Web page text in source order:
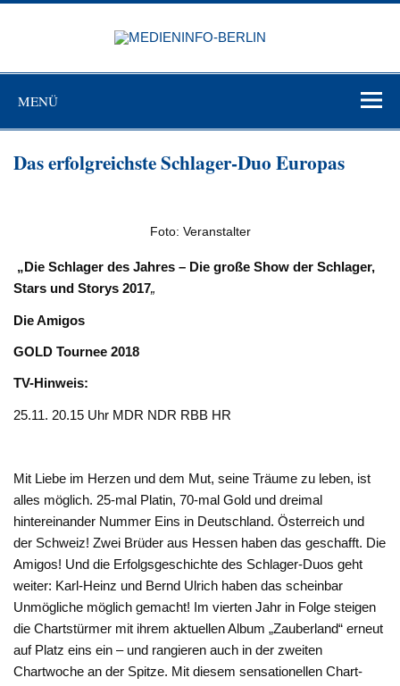
Zum
MENÜ
Das erfolgreichste Schlager-Duo Europas
Foto: Veranstalter
„Die Schlager des Jahres – Die große Show der Schlager,
Stars und Storys 2017„
Die Amigos
GOLD Tournee 2018
TV-Hinweis:
25.11. 20.15 Uhr MDR NDR RBB HR
Mit Liebe im Herzen und dem Mut, seine Träume zu leben, ist
alles möglich. 25-mal Platin, 70-mal Gold und dreimal
hintereinander Nummer Eins in Deutschland. Österreich und
der Schweiz! Zwei Brüder aus Hessen haben das geschafft. Die
Amigos! Und die Erfolgsgeschichte des Schlager-Duos geht
weiter: Karl-Heinz und Bernd Ulrich haben das scheinbar
Unmögliche möglich gemacht! Im vierten Jahr in Folge steigen
die Chartstürmer mit ihrem aktuellen Album „Zauberland“ erneut
auf Platz eins ein – und rangieren auch in der zweiten
Chartwoche an der Spitze. Mit diesem sensationellen Chart-